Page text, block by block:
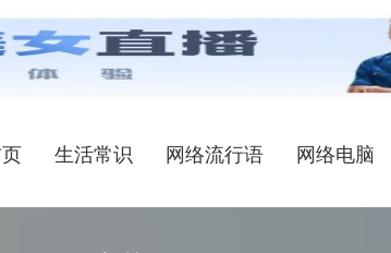
生活常识 网络流行语 网络电脑